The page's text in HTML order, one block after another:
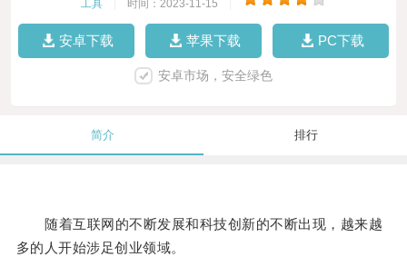
工具 时间：2023-11-15
安卓下载 苹果下载 PC下载
安卓市场，安全绿色
简介 排行
随着互联网的不断发展和科技创新的不断出现，越来越
多的人开始涉足创业领域。